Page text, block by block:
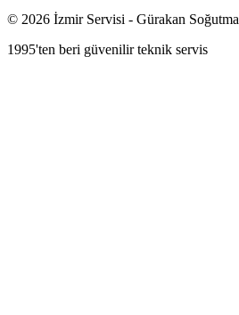
© 2026 İzmir Servisi - Gürakan Soğutma
1995'ten beri güvenilir teknik servis